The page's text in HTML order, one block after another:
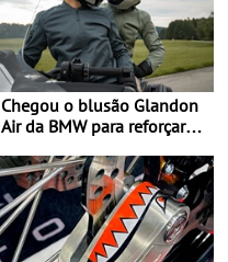
Chegou o blusão Glandon
Air da BMW para reforçar
verão